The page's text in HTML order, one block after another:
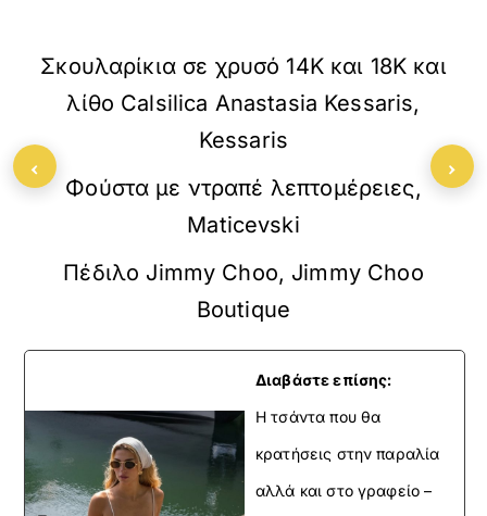
Σκουλαρίκια σε χρυσό 14Κ και 18Κ και
λίθο Calsilica Anastasia Kessaris,
Kessaris
Φούστα με ντραπέ λεπτομέρειες,
Maticevski
Πέδιλο Jimmy Choo, Jimmy Choo
Boutique
Διαβάστε επίσης:
H τσάντα που θα
κρατήσεις στην παραλία
αλλά και στο γραφείο –
‹ ›